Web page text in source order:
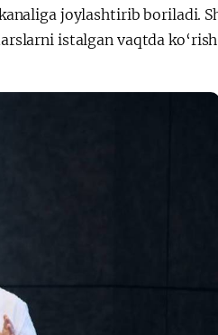
joylashtirib boriladi.
istalgan vaqtda